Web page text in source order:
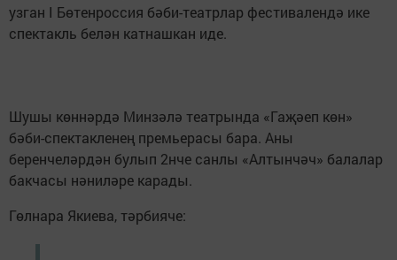
узган I Бөтенроссия бәби-театрлар фестивалендә ике
спектакль белән катнашкан иде.
Шушы көннәрдә Минзәлә театрында «Гаҗәеп көн»
бәби-спектакленең премьерасы бара. Аны
беренчеләрдән булып 2нче санлы «Алтынчәч» балалар
бакчасы нәниләре карады.
Гөлнара Якиева, тәрбияче: